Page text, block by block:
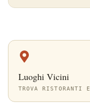
Luoghi Vicini
TROVA RISTORANTI